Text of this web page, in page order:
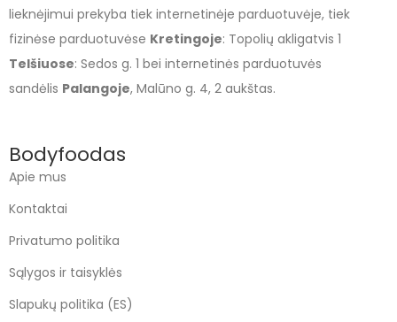
lieknėjimui prekyba tiek internetinėje parduotuvėje, tiek
fizinėse parduotuvėse Kretingoje: Topolių akligatvis 1
Telšiuose: Sedos g. 1 bei internetinės parduotuvės
sandėlis Palangoje, Malūno g. 4, 2 aukštas.
Bodyfoodas
Apie mus
Kontaktai
Privatumo politika
Sąlygos ir taisyklės
Slapukų politika (ES)